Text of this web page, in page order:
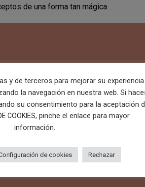
de una forma tan mágica
y de terceros para mejorar su
la navegación en nuestra web. Si
su consentimiento para la aceptación
COOKIES, pinche el enlace para mayor
información.
de cookies Rechazar